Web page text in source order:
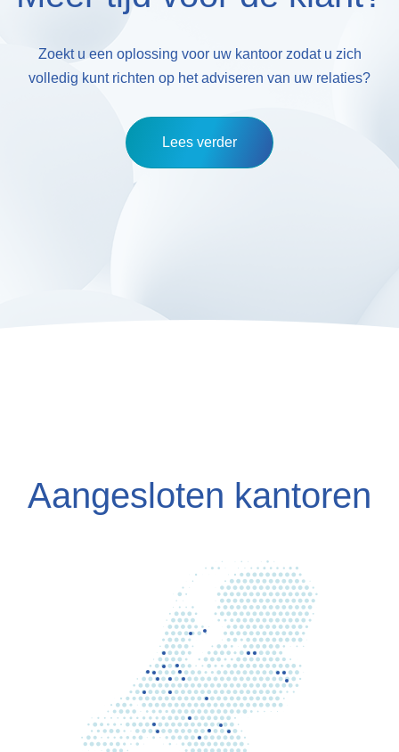
Zoekt u een oplossing voor uw kantoor zodat u zich
volledig kunt richten op het adviseren van uw relaties?
Lees verder
Aangesloten kantoren